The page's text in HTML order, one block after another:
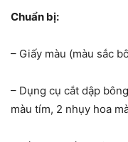
Chuẩn bị:
– Giấy màu (màu sắc
– Dụng cụ cắt dập
màu tím, 2 nhụy hoa